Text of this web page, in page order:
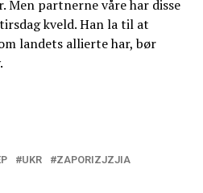
Men partnerne våre har disse
kveld. Han la til at
landets allierte har, bør
UKR ZAPORIZJZJIA